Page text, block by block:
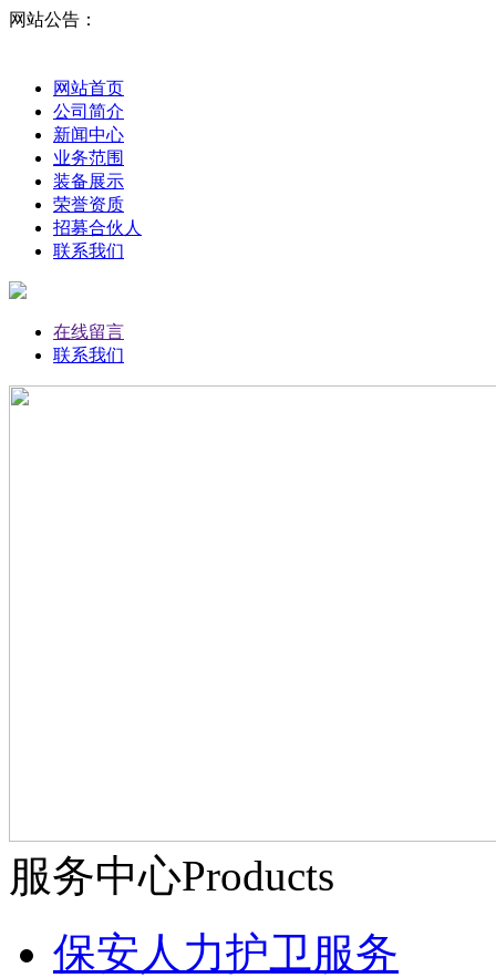
网站公告：
网站首页
公司简介
新闻中心
业务范围
装备展示
荣誉资质
招募合伙人
联系我们
在线留言
联系我们
服务中心Products
保安人力护卫服务